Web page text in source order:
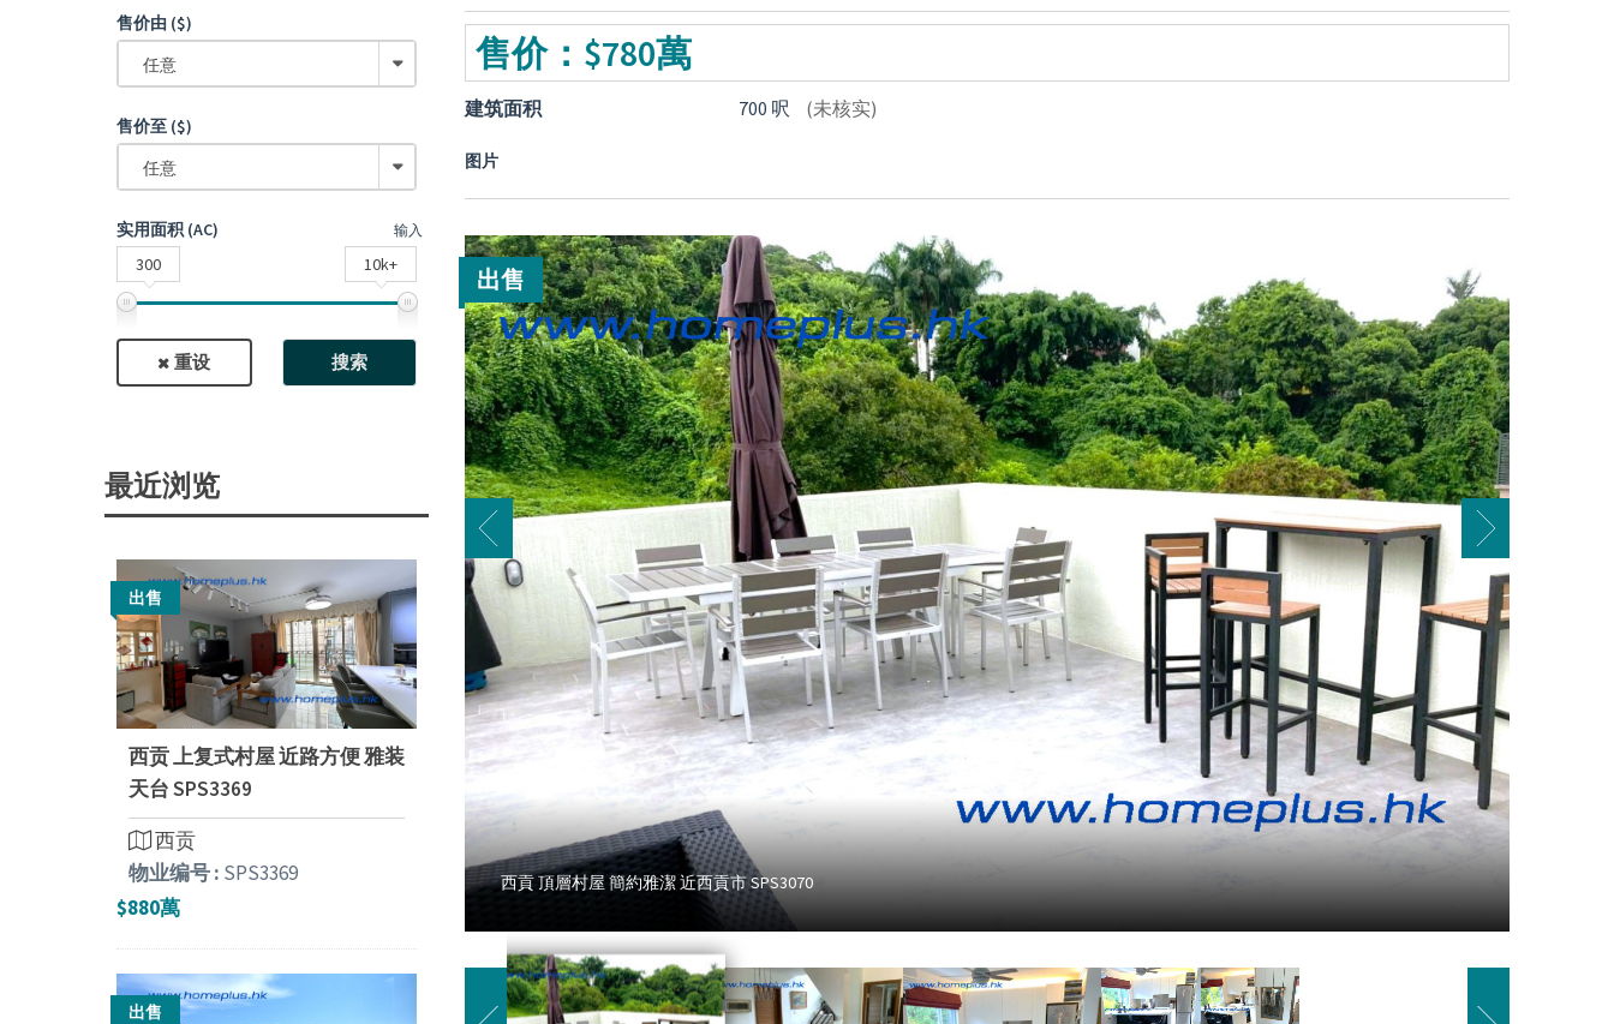
售价：$780萬
建筑面积 700 呎 (未核实)
图片
出售
西貢 頂層村屋 簡約雅潔 近西貢市 SPS3070
售价由 ($)
任意
售价至 ($)
任意
实用面积 (AC) 输入
300 10k+
重设 搜索
最近浏览
出售
西贡 上复式村屋 近路方便 雅装
天台 SPS3369
西贡
物业编号 : SPS3369
$880萬
出售